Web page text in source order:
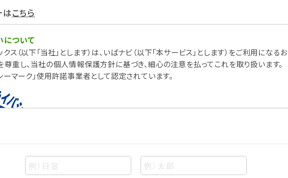
はこちら
ついて
ス（以下「当社」とします）は、いばナビ（以下「本サービス」とします）をご利用になるお
重し、当社の個人情報保護方針に基づき、細心の注意を払ってこれを取り扱います。
マーク」使用許諾事業者として認定されています。